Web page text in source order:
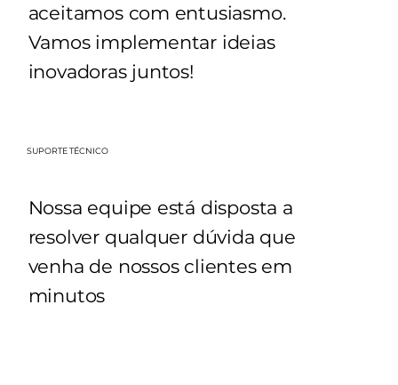
aceitamos com entusiasmo.
Vamos implementar ideias
inovadoras juntos!
SUPORTE TÉCNICO
Nossa equipe está disposta a
resolver qualquer dúvida que
venha de nossos clientes em
minutos